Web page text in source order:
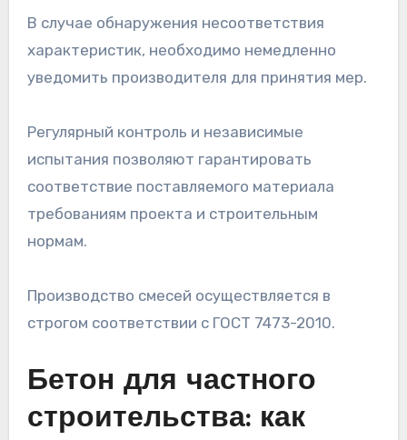
В случае обнаружения несоответствия
характеристик, необходимо немедленно
уведомить производителя для принятия мер.
Регулярный контроль и независимые
испытания позволяют гарантировать
соответствие поставляемого материала
требованиям проекта и строительным
нормам.
Производство смесей осуществляется в
строгом соответствии с ГОСТ 7473-2010.
Бетон для частного
строительства: как